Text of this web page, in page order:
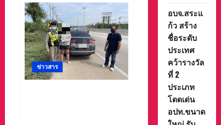
รอบ
ปี
ทัพ
เรือ
ภาค
ที่
1
มุ่ง
ปฏิบัติ
ข่าวสาร
อบจ.สระแ
ก้ว สร้าง
ชื่อระดับ
ประเทศ
คว้ารางวัล
ที่ 2
ประเภท
โดดเด่น
อปท.ขนาด